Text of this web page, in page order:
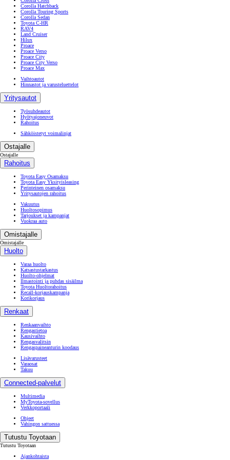
Corolla Hatchback
Corolla Touring Sports
Corolla Sedan
Toyota C-HR
RAV4
Land Cruiser
Hilux
Proace
Proace Verso
Proace City
Proace City Verso
Proace Max
Vaihtoautot
Hinnastot ja varusteluettelot
Yritysautot
Työsuhdeautot
Hyötyajoneuvot
Rahoitus
Sähköistetyt voimalinjat
Ostajalle
Ostajalle
Rahoitus
Toyota Easy Osamaksu
Toyota Easy Yksityisleasing
Perinteinen osamaksu
Yritysautojen rahoitus
Vakuutus
Huoltosopimus
Tarjoukset ja kampanjat
Vuokraa auto
Omistajalle
Omistajalle
Huolto
Varaa huolto
Katsastustarkastus
Huolto-ohjelmat
Ilmastointi ja puhdas sisäilma
Toyota Huoltorahoitus
Recall-korjauskampanja
Korikorjaus
Renkaat
Renkaanvaihto
Rengastietoa
Kausivaihto
Rengasvalitsin
Rengaspaineanturin koodaus
Lisävarusteet
Varaosat
Takuu
Connected-palvelut
Multimedia
MyToyota-sovellus
Verkkoportaali
Ohjeet
Vahingon sattuessa
Tutustu Toyotaan
Tutustu Toyotaan
Ajankohtaista